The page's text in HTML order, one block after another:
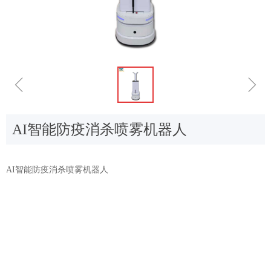
ꁆ ꁇ
AI智能防疫消杀喷雾机器人
AI智能防疫消杀喷雾机器人